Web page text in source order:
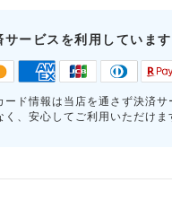
サービスを利用しています
ード情報は当店を通さず決済
く、安心してご利用いただけま